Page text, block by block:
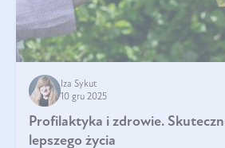
Iza Sykut
10 gru 2025
Profilaktyka i zdrowie.
lepszego życia